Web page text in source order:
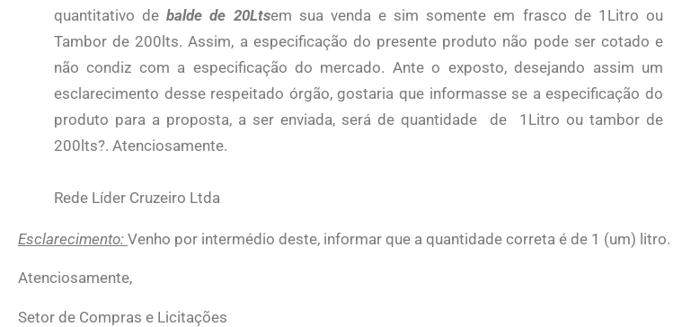
quantitativo debalde de 20Ltsem sua venda e sim somente em frasco de 1Litro ou
Tambor de 200lts. Assim, a especificação do presente produto não pode ser cotado e
não condiz com a especificação do mercado. Ante o exposto, desejando assim um
esclarecimento desse respeitado órgão, gostaria que informasse se a especificação do
produto para a proposta, a ser enviada, será de quantidade de 1Litro ou tambor de
200lts?. Atenciosamente.
Rede Líder Cruzeiro Ltda
Esclarecimento: Venho por intermédio deste, informar que a quantidade correta é de 1 (um) litro.
Atenciosamente,
Setor de Compras e Licitações